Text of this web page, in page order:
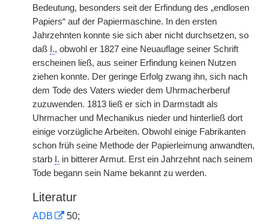
Bedeutung, besonders seit der Erfindung des „endlosen
Papiers“ auf der Papiermaschine. In den ersten
Jahrzehnten konnte sie sich aber nicht durchsetzen, so
daß I., obwohl er 1827 eine Neuauflage seiner Schrift
erscheinen ließ, aus seiner Erfindung keinen Nutzen
ziehen konnte. Der geringe Erfolg zwang ihn, sich nach
dem Tode des Vaters wieder dem Uhrmacherberuf
zuzuwenden. 1813 ließ er sich in Darmstadt als
Uhrmacher und Mechanikus nieder und hinterließ dort
einige vorzügliche Arbeiten. Obwohl einige Fabrikanten
schon früh seine Methode der Papierleimung anwandten,
starb I. in bitterer Armut. Erst ein Jahrzehnt nach seinem
Tode begann sein Name bekannt zu werden.
Literatur
ADB
50;